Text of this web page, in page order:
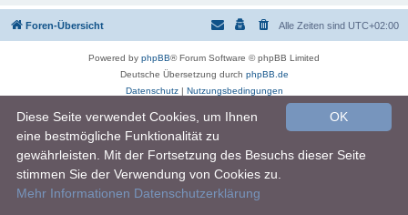
Foren-Übersicht Alle Zeiten sind UTC+02:00
Powered by phpBB® Forum Software © phpBB Limited
Deutsche Übersetzung durch phpBB.de
Datenschutz| Nutzungsbedingungen
OK
Diese Seite verwendet Cookies, um Ihnen
eine bestmögliche Funktionalität zu
gewährleisten. Mit der Fortsetzung des Besuchs dieser Seite
stimmen Sie der Verwendung von Cookies zu.
Mehr Informationen Datenschutzerklärung